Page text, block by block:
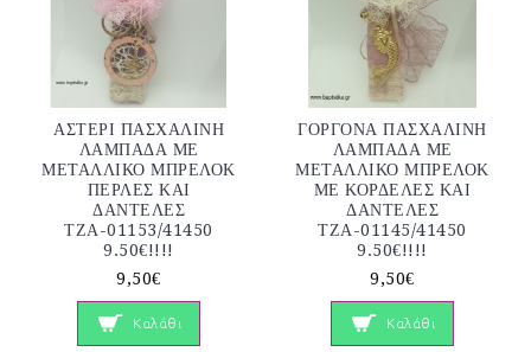
ΑΣΤΕΡΙ ΠΑΣΧΑΛΙΝΗ
ΛΑΜΠΑΔΑ ΜΕ
ΜΕΤΑΛΛΙΚΟ ΜΠΡΕΛΟΚ
ΠΕΡΛΕΣ ΚΑΙ
ΔΑΝΤΕΛΕΣ
ΤΖΑ-01153/41450
9.50€!!!!
9,50€
Καλάθι
ΓΟΡΓΟΝΑ ΠΑΣΧΑΛΙΝΗ
ΛΑΜΠΑΔΑ ΜΕ
ΜΕΤΑΛΛΙΚΟ ΜΠΡΕΛΟΚ
ΜΕ ΚΟΡΔΕΛΕΣ ΚΑΙ
ΔΑΝΤΕΛΕΣ
ΤΖΑ-01145/41450
9.50€!!!!
9,50€
Καλάθι